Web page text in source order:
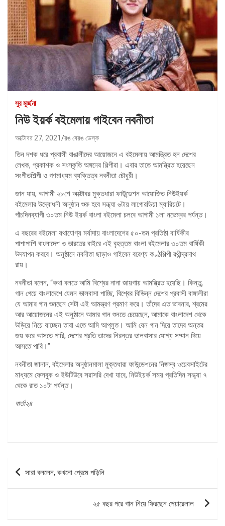
সুর মূর্চ্ছনা
নিউ ইয়র্ক বইমেলায় গাইবেন নবনীতা
অক্টোবর 27, 2021 রঙ বেরঙ ডেস্ক
তিন দশক ধরে প্রবাসী বাঙালীদের আয়োজনে এ বইমেলায় আমন্ত্রিত হন দেশের
লেখক, প্রকাশক ও সংস্কৃতি অঙ্গনের শিল্পীরা। এবার তাতে আমন্ত্রিত হয়েছেন
সংগীতশিল্পী ও গণমাধ্যম ব্যক্তিত্ব নবনীতা চৌধুরী।
জান যায়, আগামী ২৮শে অক্টোবর মুক্তধারা ফাউন্ডেশন আয়োজিত নিউইয়র্ক
বইমেলার উদ্বোধনী অনুষ্ঠান শুরু হবে সন্ধ্যা ৬টায় লাগোরডিয়া ম্যারিয়টে।
পাঁচদিনব্যাপী ৩০তম নিউ ইয়র্ক বাংলা বইমেলা চলবে আগামী ১লা নভেম্বর পর্যন্ত।
এ বছরের বইমেলা যথাযোগ্য মর্যাদায় বাংলাদেশের ৫০-তম প্রতিষ্ঠা বার্ষিকীর
পাশাপাশি বাংলাদেশ ও ভারতের বাইরে এই বৃহত্তম বাংলা বইমেলার ৩০তম বার্ষিকী
উদযাপন করবে। অনুষ্ঠানে নবনীতা ছাড়াও গাইবেন বরেণ্য কণ্ঠশিল্পী রথীন্দ্রনাথ
রায়।
নবনীতা বলেন, “কথা বলতে আমি বিশ্বের নানা জায়গায় আমন্ত্রিত হয়েছি। কিন্তু,
গান গেয়ে বাংলাদেশে যেমন ভালবাসা পাচ্ছি, বিশ্বের বিভিন্ন দেশের প্রবাসী বাঙ্গালীরা
যে আমার গান শুনছেন সেটা এই আমন্ত্রণ প্রমাণ করে। তাঁদের এত ভাবনার, শ্রমের
আর আয়োজনের এই অনুষ্ঠানে আমার গান শুনতে চেয়েছেন, আমাকে বাংলাদেশ থেকে
উড়িয়ে নিয়ে যাচ্ছেন তারা এতে আমি আপ্লুত। আমি যেন গান দিয়ে তাদের অন্তর
জয় করে আসতে পারি, দেশের প্রতি তাদের নিরন্তর ভালবাসার যোগ্য সম্মান দিয়ে
আসতে পারি।”
নবনীতা জানান, বইমেলার অনুষ্ঠানমালা মুক্তধারা ফাউন্ডেশনের নিজস্ব ওয়েবসাইটের
মাধ্যমে ফেসবুক ও ইউটিউবে সরাসরি দেখা যাবে, নিউইয়র্ক সময় প্রতিদিন সন্ধ্যা ৭
থেকে রাত ১০টা পর্যন্ত।
বার্তা২৪
পোস্ট
সারা বললেন, কখনো প্রেমে পড়িনি
২৫ বছর পরে গান নিয়ে ফিরছেন পেয়ারেলাল